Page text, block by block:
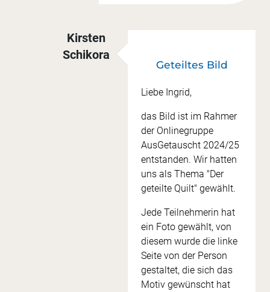
Kirsten
Schikora
Eine wunderschöne Arbeit,…
Geteiltes Bild
Liebe Ingrid,
das Bild ist im Rahmer
der Onlinegruppe
AusGetauscht 2024/25
entstanden. Wir hatten
uns als Thema "Der
geteilte Quilt" gewählt.
Jede Teilnehmerin hat
ein Foto gewählt, von
diesem wurde die linke
Seite von der Person
gestaltet, die sich das
Motiv gewünscht hat